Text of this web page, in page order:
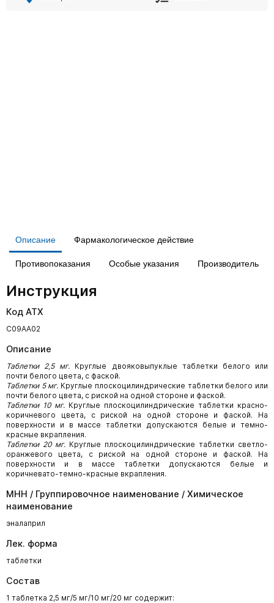
Описание Фармакологическое действие
Противопоказания Особые указания Производитель
Инструкция
Код АТХ
С09АА02
Описание
Таблетки 2,5 мг. Круглые двояковыпуклые таблетки белого или
почти белого цвета, с фаской.
Таблетки 5 мг. Круглые плоскоцилиндрические таблетки белого или
почти белого цвета, с риской на одной стороне и фаской.
Таблетки 10 мг. Круглые плоскоцилиндрические таблетки красно-
коричневого цвета, с риской на одной стороне и фаской. На
поверхности и в массе таблетки допускаются белые и темно-
красные вкрапления.
Таблетки 20 мг. Круглые плоскоцилиндрические таблетки светло-
оранжевого цвета, с риской на одной стороне и фаской. На
поверхности и в массе таблетки допускаются белые и
коричневато-темно-красные вкрапления.
МНН / Группировочное наименование / Химическое
наименование
эналаприл
Лек. форма
таблетки
Состав
1 таблетка 2,5 мг/5 мг/10 мг/20 мг содержит: